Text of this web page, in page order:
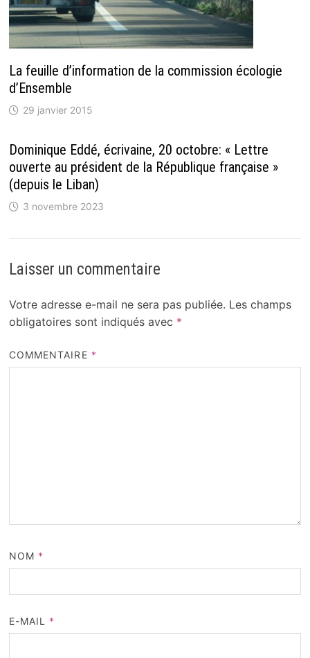
La feuille d’information de la commission écologie
d’Ensemble
29 janvier 2015
Dominique Eddé, écrivaine, 20 octobre: « Lettre
ouverte au président de la République française »
(depuis le Liban)
3 novembre 2023
Laisser un commentaire
Votre adresse e-mail ne sera pas publiée. Les champs
obligatoires sont indiqués avec *
COMMENTAIRE *
NOM *
E-MAIL *